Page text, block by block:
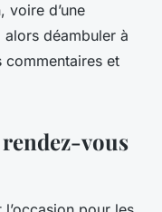
voire d’une
déambuler à
et
vous